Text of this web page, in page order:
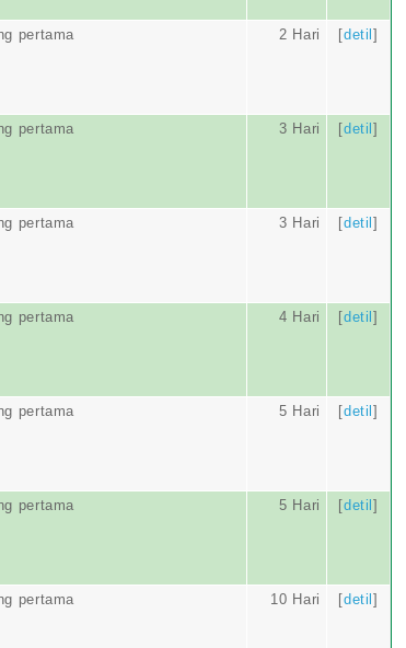
pertama 2 Hari [detil]
pertama 3 Hari [detil]
pertama 3 Hari [detil]
pertama 4 Hari [detil]
pertama 5 Hari [detil]
pertama 5 Hari [detil]
pertama 10 Hari [detil]